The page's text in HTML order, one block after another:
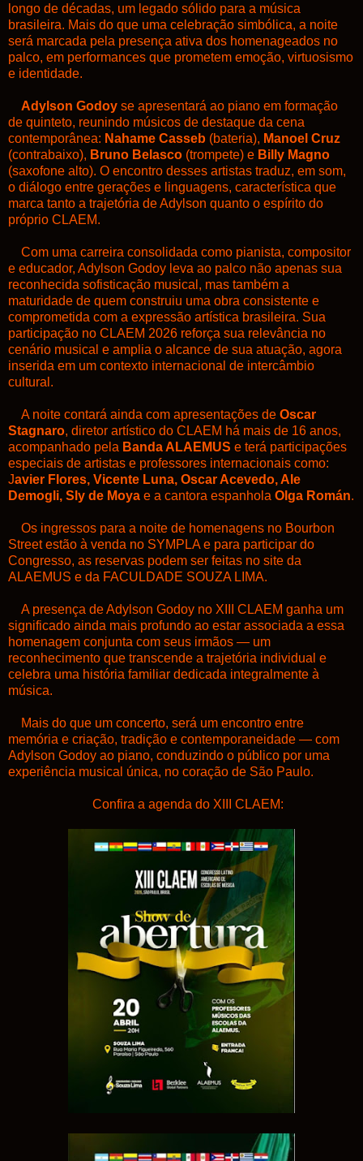
longo de décadas, um legado sólido para a música
brasileira. Mais do que uma celebração simbólica, a noite
será marcada pela presença ativa dos homenageados no
palco, em performances que prometem emoção, virtuosismo
e identidade.
Adylson Godoy se apresentará ao piano em formação
de quinteto, reunindo músicos de destaque da cena
contemporânea: Nahame Casseb (bateria), Manoel Cruz
(contrabaixo), Bruno Belasco (trompete) e Billy Magno
(saxofone alto). O encontro desses artistas traduz, em som,
o diálogo entre gerações e linguagens, característica que
marca tanto a trajetória de Adylson quanto o espírito do
próprio CLAEM.
Com uma carreira consolidada como pianista, compositor
e educador, Adylson Godoy leva ao palco não apenas sua
reconhecida sofisticação musical, mas também a
maturidade de quem construiu uma obra consistente e
comprometida com a expressão artística brasileira. Sua
participação no CLAEM 2026 reforça sua relevância no
cenário musical e amplia o alcance de sua atuação, agora
inserida em um contexto internacional de intercâmbio
cultural.
A noite contará ainda com apresentações de Oscar
Stagnaro, diretor artístico do CLAEM há mais de 16 anos,
acompanhado pela Banda ALAEMUS e terá participações
especiais de artistas e professores internacionais como:
Javier Flores, Vicente Luna, Oscar Acevedo, Ale
Demogli, Sly de Moya e a cantora espanhola Olga Román.
Os ingressos para a noite de homenagens no Bourbon
Street estão à venda no SYMPLAe para participar do
Congresso, as reservas podem ser feitas no site da
ALAEMUS e da FACULDADE SOUZA LIMA.
A presença de Adylson Godoy no XIII CLAEM ganha um
significado ainda mais profundo ao estar associada a essa
homenagem conjunta com seus irmãos — um
reconhecimento que transcende a trajetória individual e
celebra uma história familiar dedicada integralmente à
música.
Mais do que um concerto, será um encontro entre
memória e criação, tradição e contemporaneidade — com
Adylson Godoy ao piano, conduzindo o público por uma
experiência musical única, no coração de São Paulo.
Confira a agenda do XIII CLAEM: